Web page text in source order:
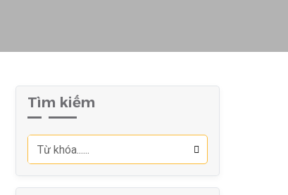
Tìm kiếm